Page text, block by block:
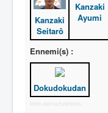
Kanzaki
Seitarô
Kanzaki
Ayumi
Ennemi(s) :
Dokudokudan
More Joomla Extensions